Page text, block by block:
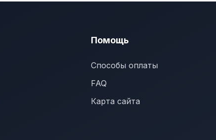
Помощь
Способы оплаты
FAQ
Карта сайта